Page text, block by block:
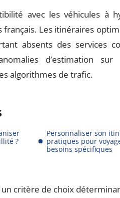
avec les véhicules à
Les itinéraires
absents des services
d’estimation
algorithmes de trafic.
?
Personnaliser son
pratiques pour
besoins spécifiques
critère de choix